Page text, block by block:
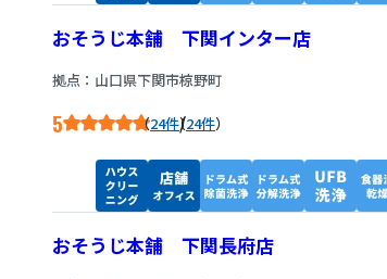
おそうじ本舗 下関インター店
拠点：山口県下関市椋野町
5 24件/24件
おそうじ本舗 下関長府店